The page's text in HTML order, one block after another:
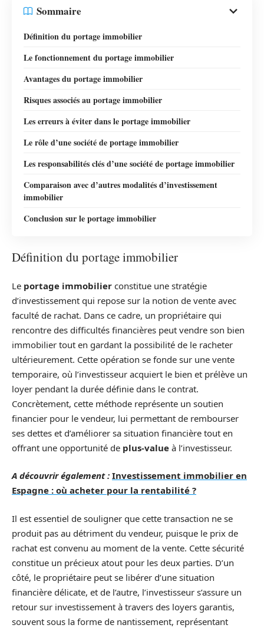
Sommaire
Définition du portage immobilier
Le fonctionnement du portage immobilier
Avantages du portage immobilier
Risques associés au portage immobilier
Les erreurs à éviter dans le portage immobilier
Le rôle d’une société de portage immobilier
Les responsabilités clés d’une société de portage immobilier
Comparaison avec d’autres modalités d’investissement
immobilier
Conclusion sur le portage immobilier
Définition du portage immobilier
Le portage immobilier constitue une stratégie
d’investissement qui repose sur la notion de vente avec
faculté de rachat. Dans ce cadre, un propriétaire qui
rencontre des difficultés financières peut vendre son bien
immobilier tout en gardant la possibilité de le racheter
ultérieurement. Cette opération se fonde sur une vente
temporaire, où l’investisseur acquiert le bien et prélève un
loyer pendant la durée définie dans le contrat.
Concrètement, cette méthode représente un soutien
financier pour le vendeur, lui permettant de rembourser
ses dettes et d’améliorer sa situation financière tout en
offrant une opportunité de plus-value à l’investisseur.
A découvrir également : Investissement immobilier en
Espagne : où acheter pour la rentabilité ?
Il est essentiel de souligner que cette transaction ne se
produit pas au détriment du vendeur, puisque le prix de
rachat est convenu au moment de la vente. Cette sécurité
constitue un précieux atout pour les deux parties. D’un
côté, le propriétaire peut se libérer d’une situation
financière délicate, et de l’autre, l’investisseur s’assure un
retour sur investissement à travers des loyers garantis,
souvent sous la forme de nantissement, représentant